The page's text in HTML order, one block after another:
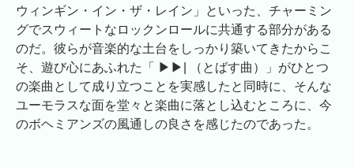
ウィンギン・イン・ザ・レイン」といった、チャーミン
グでスウィートなロックンロールに共通する部分がある
のだ。彼らが音楽的な土台をしっかり築いてきたからこ
そ、遊び心にあふれた「 ▶︎▶︎| （とばす曲）」がひとつ
の楽曲として成り立つことを実感したと同時に、そんな
ユーモラスな面を堂々と楽曲に落とし込むところに、今
のボヘミアンズの風通しの良さを感じたのであった。